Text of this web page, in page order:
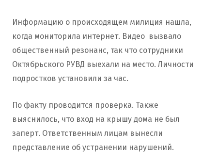
Информацию о происходящем милиция нашла,
когда мониторила интернет. Видео вызвало
общественный резонанс, так что сотрудники
Октябрьского РУВД выехали на место. Личности
подростков установили за час.
По факту проводится проверка. Также
выяснилось, что вход на крышу дома не был
заперт. Ответственным лицам вынесли
представление об устранении нарушений.